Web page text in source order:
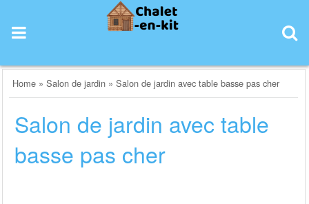
content
Home »Salon de jardin »Salon de jardin avec table basse pas cher
Salon de jardin avec table
basse pas cher